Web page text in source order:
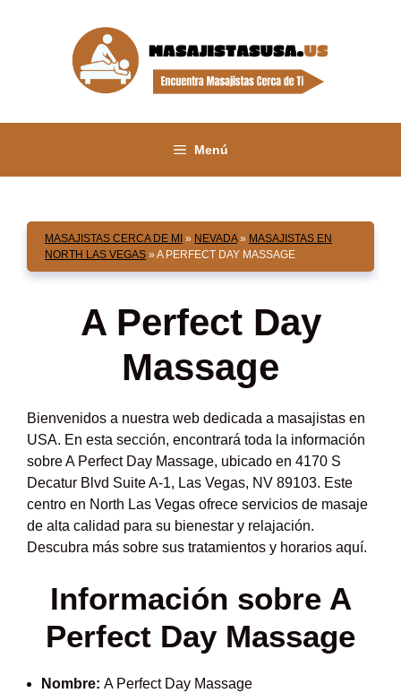
Menú
MASAJISTAS CERCA DE MI » NEVADA» MASAJISTAS EN
NORTH LAS VEGAS » A PERFECT DAY MASSAGE
A Perfect Day
Massage
Bienvenidos a nuestra web dedicada a masajistas en
USA. En esta sección, encontrará toda la información
sobre A Perfect Day Massage, ubicado en 4170 S
Decatur Blvd Suite A-1, Las Vegas, NV 89103. Este
centro en North Las Vegas ofrece servicios de masaje
de alta calidad para su bienestar y relajación.
Descubra más sobre sus tratamientos y horarios aquí.
Información sobre A
Perfect Day Massage
Nombre: A Perfect Day Massage